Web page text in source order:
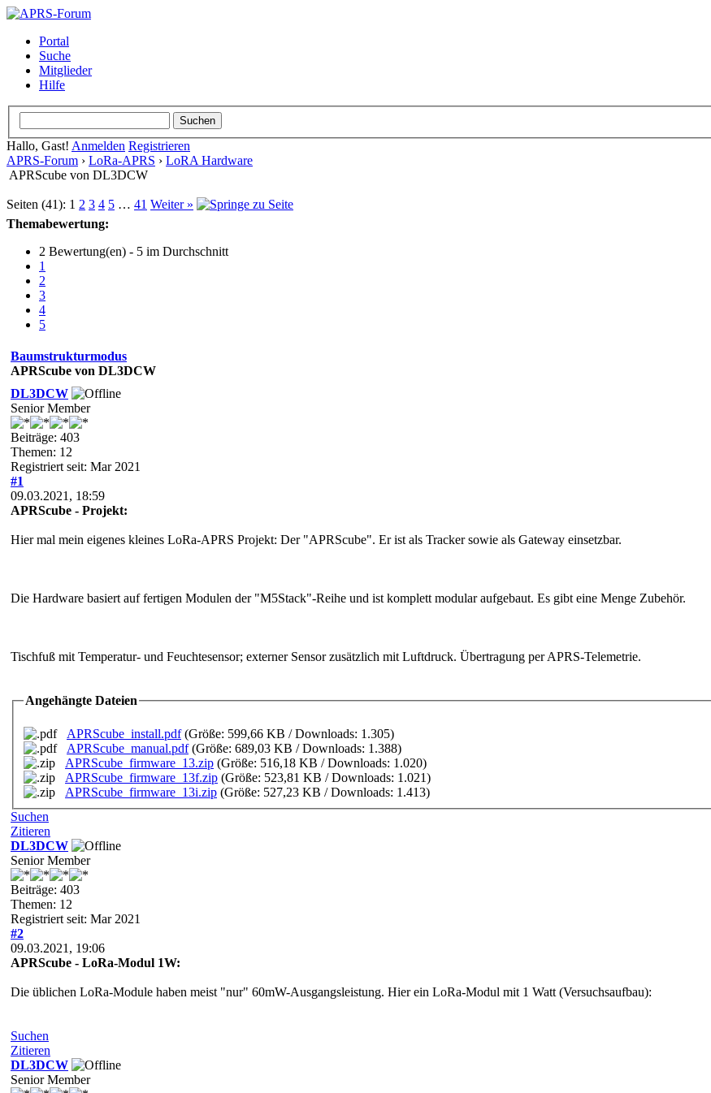
Portal
Suche
Mitglieder
Hilfe
Hallo, Gast! Anmelden Registrieren
APRS-Forum › LoRa-APRS › LoRA Hardware
APRScube von DL3DCW
Seiten (41): 1 2 3 4 5 … 41 Weiter »
Themabewertung:
2 Bewertung(en) - 5 im Durchschnitt
1
2
3
4
5
Baumstrukturmodus
APRScube von DL3DCW
DL3DCW
Senior Member
Beiträge: 403
Themen: 12
Registriert seit: Mar 2021
#1
09.03.2021, 18:59
APRScube - Projekt:
Hier mal mein eigenes kleines LoRa-APRS Projekt: Der "APRScube". Er ist als Tracker sowie als Gateway einsetzbar.
Die Hardware basiert auf fertigen Modulen der "M5Stack"-Reihe und ist komplett modular aufgebaut. Es gibt eine Menge Zubehör.
Tischfuß mit Temperatur- und Feuchtesensor; externer Sensor zusätzlich mit Luftdruck. Übertragung per APRS-Telemetrie.
Angehängte Dateien
APRScube_install.pdf(Größe: 599,66 KB / Downloads: 1.305)
APRScube_manual.pdf(Größe: 689,03 KB / Downloads: 1.388)
APRScube_firmware_13.zip (Größe: 516,18 KB / Downloads: 1.020)
APRScube_firmware_13f.zip (Größe: 523,81 KB / Downloads: 1.021)
APRScube_firmware_13i.zip (Größe: 527,23 KB / Downloads: 1.413)
Suchen
Zitieren
DL3DCW
Senior Member
Beiträge: 403
Themen: 12
Registriert seit: Mar 2021
#2
09.03.2021, 19:06
APRScube - LoRa-Modul 1W:
Die üblichen LoRa-Module haben meist "nur" 60mW-Ausgangsleistung. Hier ein LoRa-Modul mit 1 Watt (Versuchsaufbau):
Suchen
Zitieren
DL3DCW
Senior Member